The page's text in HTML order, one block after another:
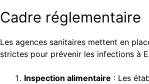
Cadre réglementaire
Les agences sanitaires mettent en
strictes pour prévenir les infections à
Inspection alimentaire : Les